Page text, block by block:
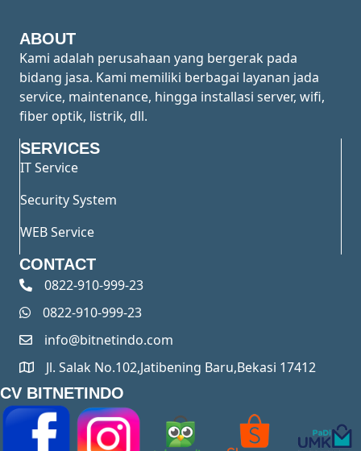
ABOUT
Kami adalah perusahaan yang bergerak pada
bidang jasa. Kami memiliki berbagai layanan jada
service, maintenance, hingga installasi server, wifi,
fiber optik, listrik, dll.
SERVICES
IT Service
Security System
WEB Service
CONTACT
0822-910-999-23
0822-910-999-23
info@bitnetindo.com
Jl. Salak No.102,Jatibening Baru,Bekasi 17412
CV BITNETINDO